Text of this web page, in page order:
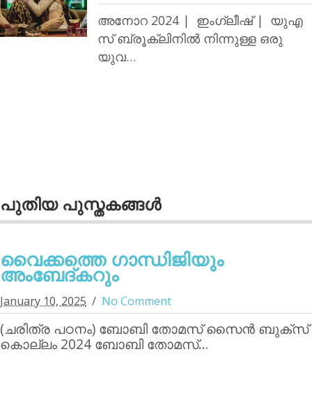
അനോറ 2024 | ഇംഗ്ലീഷ് | യുഎ
സ് ബ്രൂക്ലിനില്‍ നിന്നുള്ള ഒരു
യുവ…
പുതിയ പുസ്തകങ്ങള്‍
വൈക്കത്തെ ഗാന്ധിജിയും
അംബേദ്കറും
January 10, 2025 No Comment
(ചരിത്ര പഠനം) ബോബി തോമസ് സൈന്‍ ബുക്‌സ്
കൊല്ലം 2024 ബോബി തോമസ്…